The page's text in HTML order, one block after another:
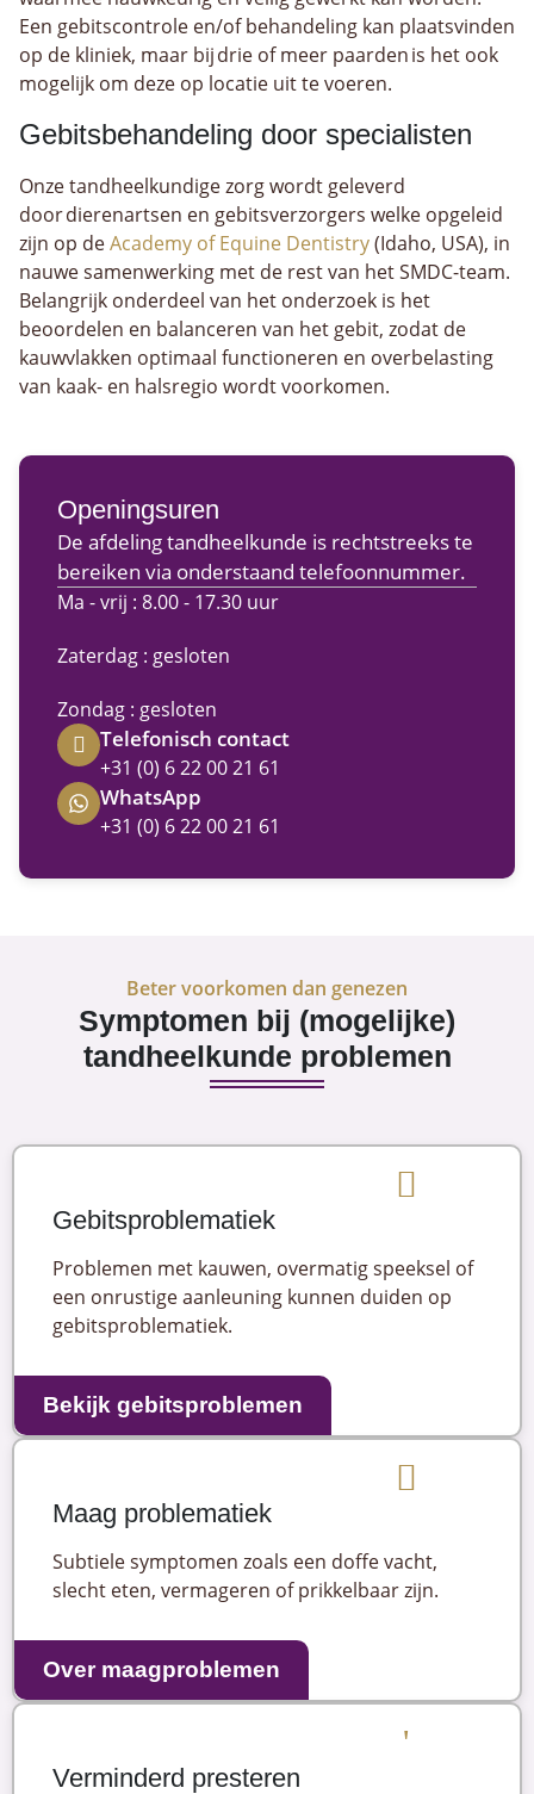
Openingsuren
De afdeling tandheelkunde is rechtstreeks te
bereiken via onderstaand telefoonnummer.
Ma - vrij : 8.00 - 17.30 uur
Zaterdag : gesloten
Zondag : gesloten
Telefonisch contact
+31 (0) 6 22 00 21 61
WhatsApp
+31 (0) 6 22 00 21 61
Een gebitscontrole en/of behandeling kan plaatsvinden
op de kliniek, maar bij drie of meer paarden is het ook
mogelijk om deze op locatie uit te voeren.
Gebitsbehandeling door specialisten
Onze tandheelkundige zorg wordt geleverd
door dierenartsen en gebitsverzorgers welke opgeleid
zijn op deAcademy of Equine Dentistry(Idaho, USA), in
nauwe samenwerking met de rest van het SMDC-team.
Belangrijk onderdeel van het onderzoek is het
beoordelen en balanceren van het gebit, zodat de
kauwvlakken optimaal functioneren en overbelasting
van kaak- en halsregio wordt voorkomen.
Beter voorkomen dan genezen
Symptomen bij (mogelijke)
tandheelkunde problemen
Gebitsproblematiek
Problemen met kauwen, overmatig speeksel of
een onrustige aanleuning kunnen duiden op
gebitsproblematiek.
Bekijk gebitsproblemen
Maag problematiek
Subtiele symptomen zoals een doffe vacht,
slecht eten, vermageren of prikkelbaar zijn.
Over maagproblemen
Verminderd presteren